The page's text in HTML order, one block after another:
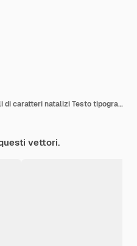
Template di banner vettoriali di caratteri natalizi Testo tipografico di Buon Natale in spazio vuoto bianco
vettori.